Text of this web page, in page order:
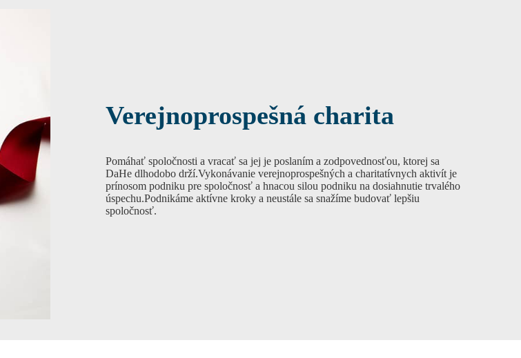
Verejnoprospešná charita
Pomáhať spoločnosti a vracať sa jej je poslaním a zodpovednosťou, ktorej sa
DaHe dlhodobo drží.Vykonávanie verejnoprospešných a charitatívnych aktivít je
prínosom podniku pre spoločnosť a hnacou silou podniku na dosiahnutie trvalého
úspechu.Podnikáme aktívne kroky a neustále sa snažíme budovať lepšiu
spoločnosť.